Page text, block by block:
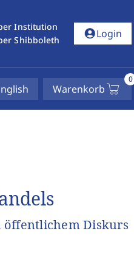
Institution
Shibboleth
account_circleLogin
Warenkorb
0
öffentlichem Diskurs